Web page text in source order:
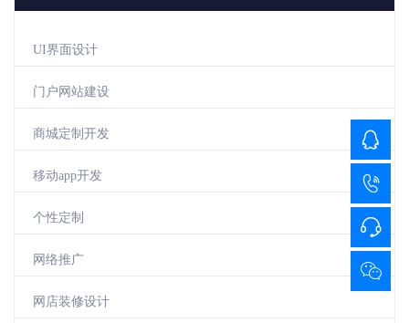
UI界面设计
门户网站建设
商城定制开发
移动app开发
个性定制
网络推广
网店装修设计